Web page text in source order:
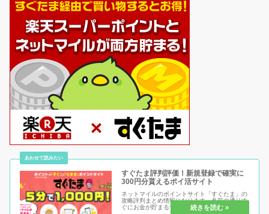
すぐたま評判評価！新規登録で確実に
300円分貰えるポイ活サイト
ネットマイルのポイントサイト「すぐたま」の
攻略評判まとめ情報になります。名前の通りす
ぐにお金が貯まるサイトをコンセプトにしてる